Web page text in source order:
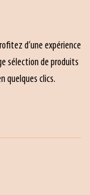
d’une expérience
sélection de produits
quelques clics.